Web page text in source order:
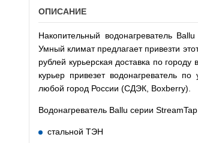
ОПИСАНИЕ
Накопительный водонагреватель
Умный климат предлагает привезти
рублей курьерская доставка по
курьер привезет водонагреватель
любой город России (СДЭК, Boxberry).
Водонагреватель Ballu серии
стальной ТЭН